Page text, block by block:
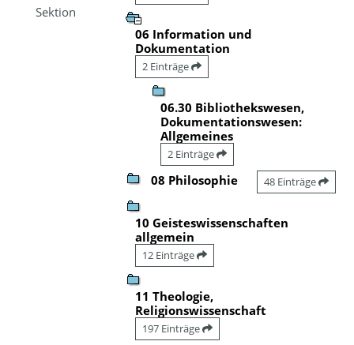
Sektion
06 Information und
Dokumentation
2 Einträge
06.30 Bibliothekswesen,
Dokumentationswesen:
Allgemeines
2 Einträge
08 Philosophie 48 Einträge
10 Geisteswissenschaften
allgemein
12 Einträge
11 Theologie,
Religionswissenschaft
197 Einträge